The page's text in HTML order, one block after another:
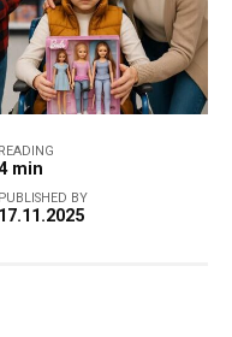
READING
min
PUBLISHED BY
17.11.2025